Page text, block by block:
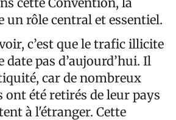
un rôle central et essentiel.
c’est que le trafic illicite
date pas d’aujourd’hui. Il
car de nombreux
été retirés de leur pays
à l'étranger. Cette